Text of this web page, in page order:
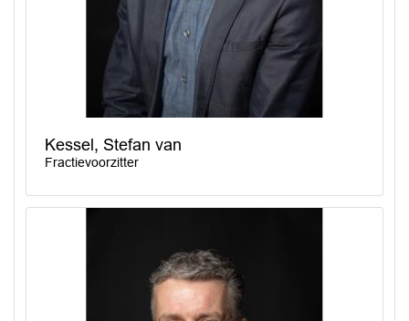
Kessel, Stefan van
Fractievoorzitter